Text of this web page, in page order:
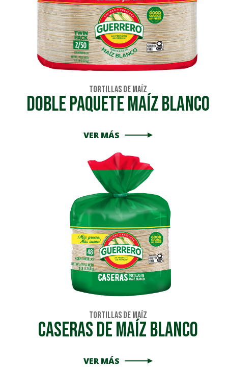
Tortillas de Maíz
DOBLE PAQUETE MAÍZ BLANCO
VER MÁS
Tortillas de Maíz
Caseras de Maíz Blanco
VER MÁS